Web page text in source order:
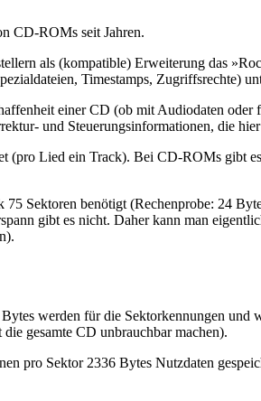
CD-ROMs seit Jahren.
als (kompatible) Erweiterung das
Timestamps, Zugriffsrechte)
einer CD (ob mit Audiodaten oder
und Steuerungsinformationen, die
(pro Lied ein Track). Bei CD-ROMs gibt
Sektoren benötigt (Rechenprobe: 24
gibt es nicht. Daher kann man
werden für die Sektorkennungen und
gesamte CD unbrauchbar machen).
pro Sektor 2336 Bytes Nutzdaten